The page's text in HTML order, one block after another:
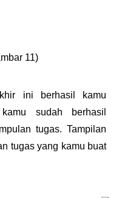
11)
ini berhasil kamu
sudah berhasil
tugas. Tampilan
tugas yang kamu buat